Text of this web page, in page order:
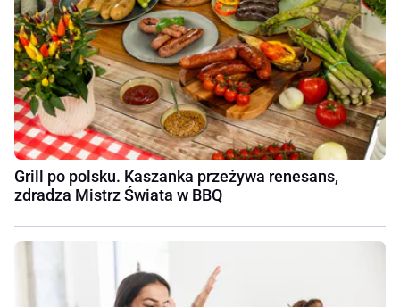
Grill po polsku. Kaszanka przeżywa renesans,
zdradza Mistrz Świata w BBQ